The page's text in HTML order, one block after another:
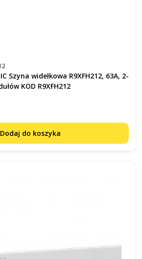
Szyna widełkowa R9XFH212, 63A, 2-
KOD R9XFH212
Dodaj do koszyka